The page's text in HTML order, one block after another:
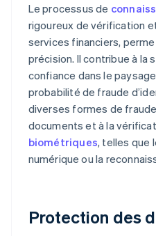
Le processus de
rigoureux de vérification
services financiers,
précision. Il contribue à la
confiance dans le
probabilité de fraude
diverses formes de
documents et à la
biométriques, telles que
numérique ou la
Protection des